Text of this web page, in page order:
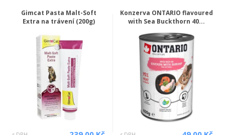
Gimcat Pasta Malt-Soft
Extra na trávení (200g)
Konzerva ONTARIO flavoured
with Sea Buckthorn 40...